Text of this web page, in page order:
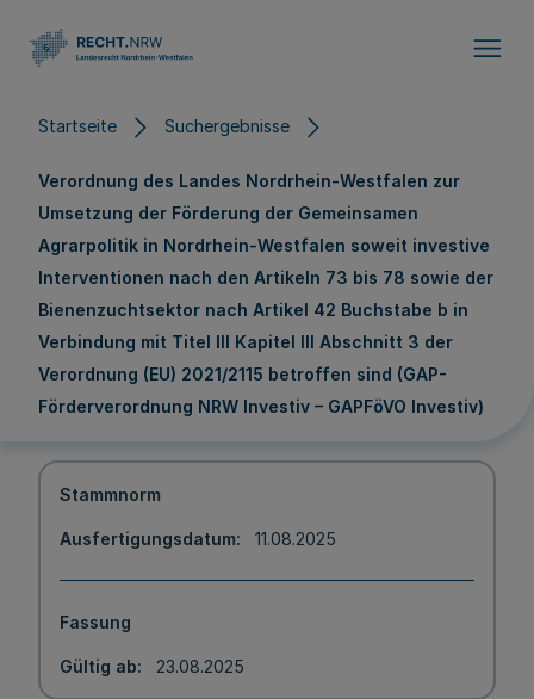
Startseite Suchergebnisse
Verordnung des Landes Nordrhein-Westfalen zur
Umsetzung der Förderung der Gemeinsamen
Agrarpolitik in Nordrhein-Westfalen soweit investive
Interventionen nach den Artikeln 73 bis 78 sowie der
Bienenzuchtsektor nach Artikel 42 Buchstabe b in
Verbindung mit Titel III Kapitel III Abschnitt 3 der
Verordnung (EU) 2021/2115 betroffen sind (GAP-
Förderverordnung NRW Investiv – GAPFöVO Investiv)
Stammnorm
Ausfertigungsdatum 11.08.2025
Fassung
Gültig ab 23.08.2025